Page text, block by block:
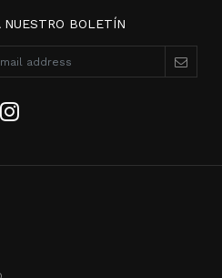
NUESTRO BOLETÍN